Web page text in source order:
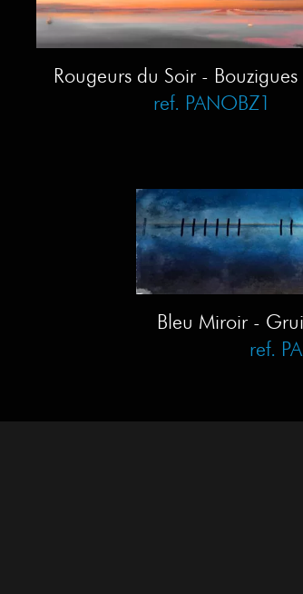
Rougeurs du Soir -
ref. PANOBZ1
Bleu Miroir -
ref.